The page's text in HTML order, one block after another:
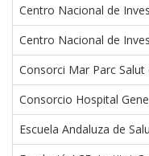
Centro Nacional de
Centro Nacional de
Consorci Mar Parc
Consorcio Hospital
Escuela Andaluza de